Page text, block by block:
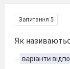
Запитання 5
Як
варіанти